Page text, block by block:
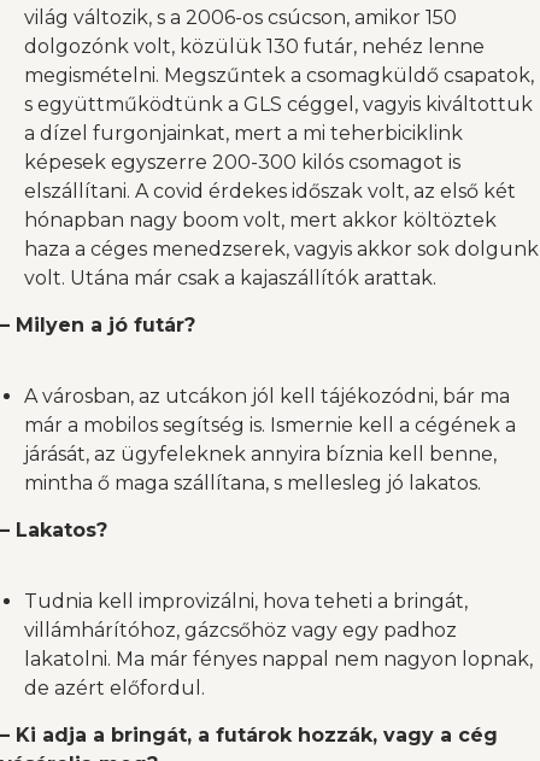
világ változik, s a 2006-os csúcson, amikor 150
dolgozónk volt, közülük 130 futár, nehéz lenne
megismételni. Megszűntek a csomagküldő csapatok,
s együttműködtünk a GLS céggel, vagyis kiváltottuk
a dízel furgonjainkat, mert a mi teherbiciklink
képesek egyszerre 200-300 kilós csomagot is
elszállítani. A covid érdekes időszak volt, az első két
hónapban nagy boom volt, mert akkor költöztek
haza a céges menedzserek, vagyis akkor sok dolgunk
volt. Utána már csak a kajaszállítók arattak.
– Milyen a jó futár?
A városban, az utcákon jól kell tájékozódni, bár ma
már a mobilos segítség is. Ismernie kell a cégének a
járását, az ügyfeleknek annyira bíznia kell benne,
mintha ő maga szállítana, s mellesleg jó lakatos.
– Lakatos?
Tudnia kell improvizálni, hova teheti a bringát,
villámhárítóhoz, gázcsőhöz vagy egy padhoz
lakatolni. Ma már fényes nappal nem nagyon lopnak,
de azért előfordul.
– Ki adja a bringát, a futárok hozzák, vagy a cég